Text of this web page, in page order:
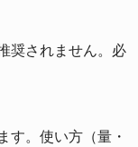
奨されません。必
す。使い方（量・